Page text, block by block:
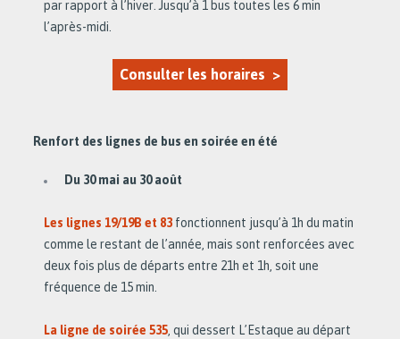
par rapport à l’hiver. Jusqu’à 1 bus toutes les 6 min
l’après-midi.
Consulter les horaires >
Renfort des lignes de bus en soirée en été
Du 30 mai au 30 août
Les lignes 19/19B et 83 fonctionnent jusqu’à 1h du matin
comme le restant de l’année, mais sont renforcées avec
deux fois plus de départs entre 21h et 1h, soit une
fréquence de 15 min.
La ligne de soirée 535 , qui dessert L’Estaque au départ